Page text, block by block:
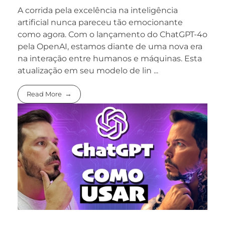
A corrida pela excelência na inteligência
artificial nunca pareceu tão emocionante
como agora. Com o lançamento do ChatGPT-4o
pela OpenAI, estamos diante de uma nova era
na interação entre humanos e máquinas. Esta
atualização em seu modelo de lin ...
Read More